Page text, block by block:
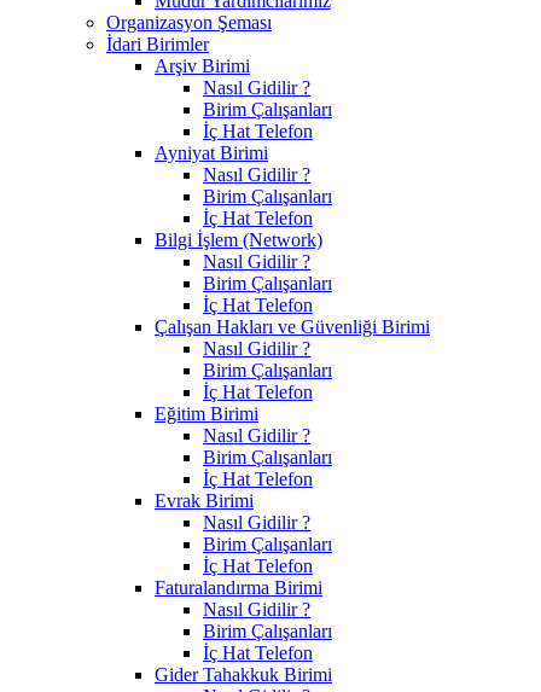
Organizasyon Şeması
İdari Birimler
Arşiv Birimi
Nasıl Gidilir ?
Birim Çalışanları
İç Hat Telefon
Ayniyat Birimi
Nasıl Gidilir ?
Birim Çalışanları
İç Hat Telefon
Bilgi İşlem (Network)
Nasıl Gidilir ?
Birim Çalışanları
İç Hat Telefon
Çalışan Hakları ve Güvenliği Birimi
Nasıl Gidilir ?
Birim Çalışanları
İç Hat Telefon
Eğitim Birimi
Nasıl Gidilir ?
Birim Çalışanları
İç Hat Telefon
Evrak Birimi
Nasıl Gidilir ?
Birim Çalışanları
İç Hat Telefon
Faturalandırma Birimi
Nasıl Gidilir ?
Birim Çalışanları
İç Hat Telefon
Gider Tahakkuk Birimi